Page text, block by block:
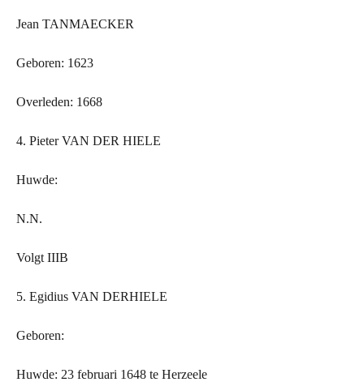
Jean TANMAECKER
Geboren: 1623
Overleden: 1668
4. Pieter VAN DER HIELE
Huwde:
N.N.
Volgt IIIB
5. Egidius VAN DERHIELE
Geboren:
Huwde: 23 februari 1648 te Herzeele